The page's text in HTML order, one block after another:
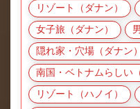
リゾート（ダナン）
女子旅（ダナン）
隠れ家・穴場（ダナン）
南国・ベトナムらしい
リゾート（ハノイ）